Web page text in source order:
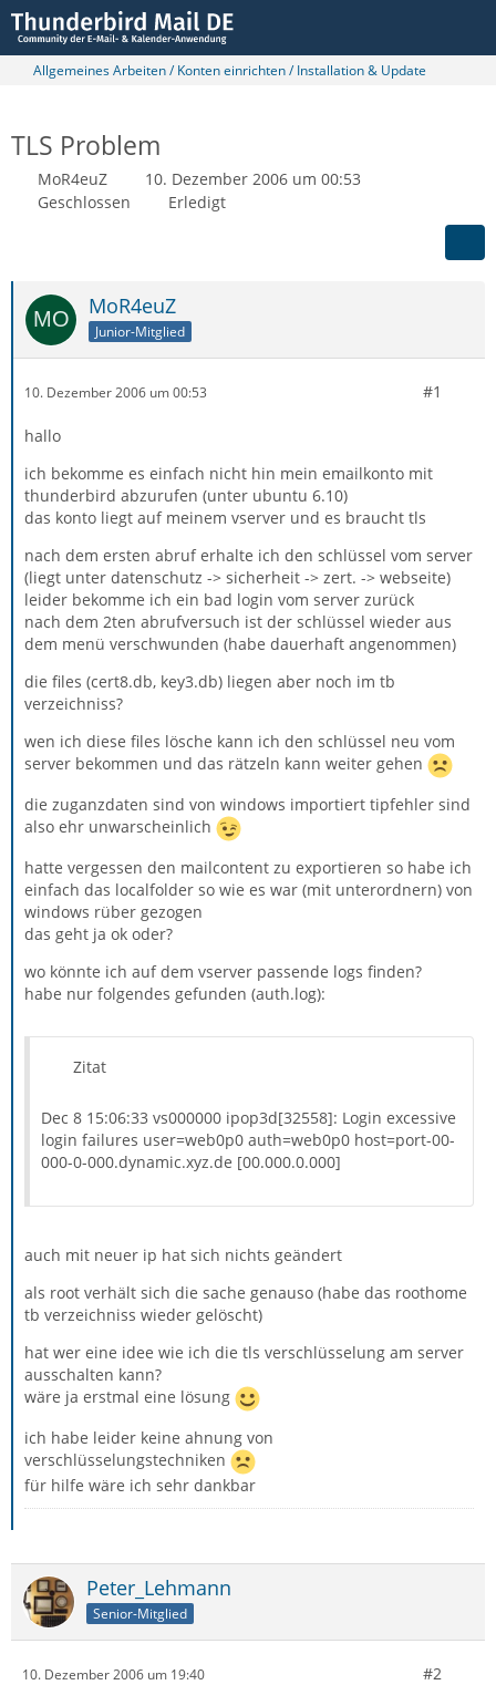
Allgemeines Arbeiten / Konten einrichten / Installation & Update
TLS Problem
MoR4euZ
10. Dezember 2006 um 00:53
Geschlossen
Erledigt
MoR4euZ
Junior-Mitglied
10. Dezember 2006 um 00:53 #1
hallo
ich bekomme es einfach nicht hin mein emailkonto mit
thunderbird abzurufen (unter ubuntu 6.10)
das konto liegt auf meinem vserver und es braucht tls
nach dem ersten abruf erhalte ich den schlüssel vom server
(liegt unter datenschutz -> sicherheit -> zert. -> webseite)
leider bekomme ich ein bad login vom server zurück
nach dem 2ten abrufversuch ist der schlüssel wieder aus
dem menü verschwunden (habe dauerhaft angenommen)
die files (cert8.db, key3.db) liegen aber noch im tb
verzeichniss?
wen ich diese files lösche kann ich den schlüssel neu vom
server bekommen und das rätzeln kann weiter gehen
die zuganzdaten sind von windows importiert tipfehler sind
also ehr unwarscheinlich
hatte vergessen den mailcontent zu exportieren so habe ich
einfach das localfolder so wie es war (mit unterordnern) von
windows rüber gezogen
das geht ja ok oder?
wo könnte ich auf dem vserver passende logs finden?
habe nur folgendes gefunden (auth.log):
Zitat
Dec 8 15:06:33 vs000000 ipop3d[32558]: Login excessive
login failures user=web0p0 auth=web0p0 host=port-00-
000-0-000.dynamic.xyz.de [00.000.0.000]
auch mit neuer ip hat sich nichts geändert
als root verhält sich die sache genauso (habe das roothome
tb verzeichniss wieder gelöscht)
hat wer eine idee wie ich die tls verschlüsselung am server
ausschalten kann?
wäre ja erstmal eine lösung
ich habe leider keine ahnung von
verschlüsselungstechniken
für hilfe wäre ich sehr dankbar
Peter_Lehmann
Senior-Mitglied
10. Dezember 2006 um 19:40 #2